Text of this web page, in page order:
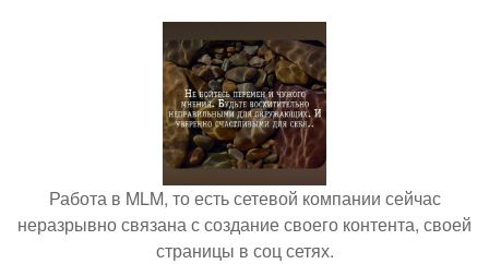
Работа в MLM, то есть сетевой компании сейчас
неразрывно связана с создание своего контента, своей
страницы в соц сетях.